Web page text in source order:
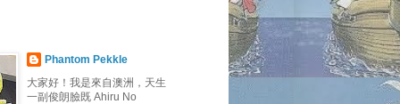
Phantom Pekkle
大家好！我是來自澳洲，天生
一副俊朗臉既 Ahiru No